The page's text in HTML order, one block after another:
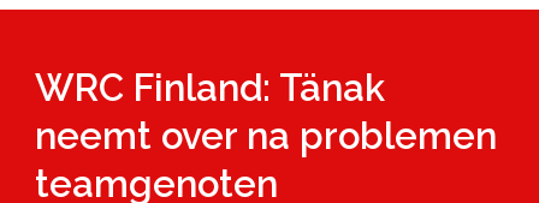
WRC Finland: Tänak
neemt over na problemen
teamgenoten